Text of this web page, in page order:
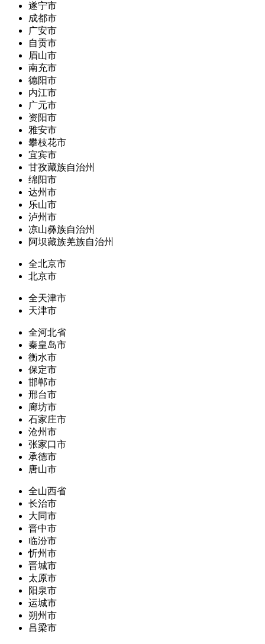
遂宁市
成都市
广安市
自贡市
眉山市
南充市
德阳市
内江市
广元市
资阳市
雅安市
攀枝花市
宜宾市
甘孜藏族自治州
绵阳市
达州市
乐山市
泸州市
凉山彝族自治州
阿坝藏族羌族自治州
全北京市
北京市
全天津市
天津市
全河北省
秦皇岛市
衡水市
保定市
邯郸市
邢台市
廊坊市
石家庄市
沧州市
张家口市
承德市
唐山市
全山西省
长治市
大同市
晋中市
临汾市
忻州市
晋城市
太原市
阳泉市
运城市
朔州市
吕梁市